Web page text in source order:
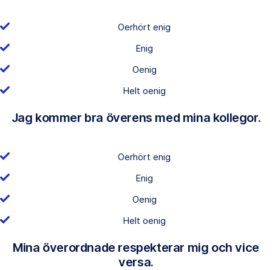
Oerhört enig
Enig
Oenig
Helt oenig
Jag kommer bra överens med mina kollegor.
Oerhört enig
Enig
Oenig
Helt oenig
Mina överordnade respekterar mig och vice
versa.